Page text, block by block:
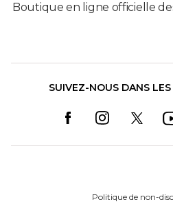
Boutique en ligne officielle
SUIVEZ-NOUS DANS
Politique de non-